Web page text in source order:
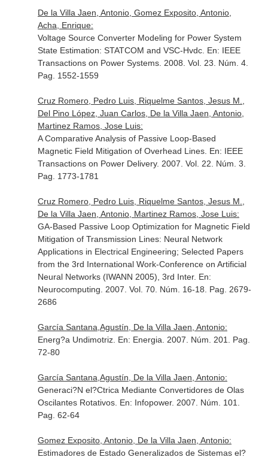
De la Villa Jaen, Antonio, Gomez Exposito, Antonio,
Acha, Enrique:
Voltage Source Converter Modeling for Power System
State Estimation: STATCOM and VSC-Hvdc. En: IEEE
Transactions on Power Systems. 2008. Vol. 23. Núm. 4.
Pag. 1552-1559
Cruz Romero, Pedro Luis, Riquelme Santos, Jesus M.,
Del Pino López, Juan Carlos, De la Villa Jaen, Antonio,
Martinez Ramos, Jose Luis:
A Comparative Analysis of Passive Loop-Based
Magnetic Field Mitigation of Overhead Lines. En: IEEE
Transactions on Power Delivery. 2007. Vol. 22. Núm. 3.
Pag. 1773-1781
Cruz Romero, Pedro Luis, Riquelme Santos, Jesus M.,
De la Villa Jaen, Antonio, Martinez Ramos, Jose Luis:
GA-Based Passive Loop Optimization for Magnetic Field
Mitigation of Transmission Lines: Neural Network
Applications in Electrical Engineering; Selected Papers
from the 3rd International Work-Conference on Artificial
Neural Networks (IWANN 2005), 3rd Inter. En:
Neurocomputing . 2007. Vol. 70. Núm. 16-18. Pag. 2679-
2686
García Santana,Agustín, De la Villa Jaen, Antonio:
Energ?a Undimotriz. En: Energia . 2007. Núm. 201. Pag.
72-80
García Santana,Agustín, De la Villa Jaen, Antonio:
Generaci?N el?Ctrica Mediante Convertidores de Olas
Oscilantes Rotativos. En: Infopower. 2007. Núm. 101.
Pag. 62-64
Gomez Exposito, Antonio, De la Villa Jaen, Antonio:
Estimadores de Estado Generalizados de Sistemas el?